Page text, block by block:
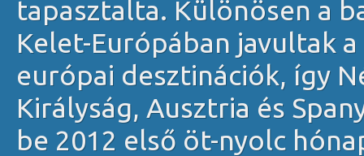
tapasztalta. Különösen a
Kelet-Európában javultak
európai desztinációk, így
Királyság, Ausztria és
be 2012 első öt-nyolc